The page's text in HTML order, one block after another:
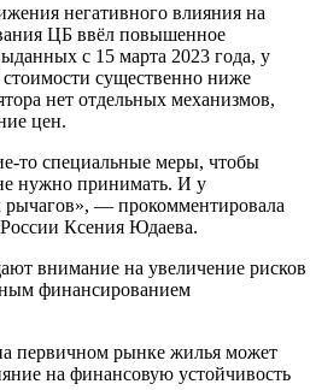
негативного влияния на
ЦБ ввёл повышенное
с 15 марта 2023 года, у
существенно ниже
нет отдельных механизмов,
цен.
то специальные меры, чтобы
нужно принимать. И у
рычагов», — прокомментировала
Ксения Юдаева.
внимание на увеличение рисков
финансированием
первичном рынке жилья может
на финансовую устойчивость